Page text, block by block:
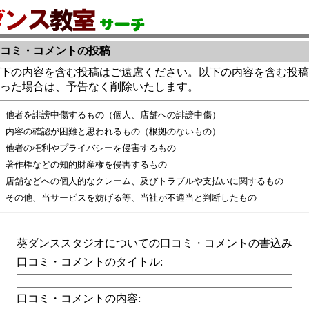
ミ・コメントの投稿
下の内容を含む投稿はご遠慮ください。以下の内容を含む投
た場合は、予告なく削除いたします。
他者を誹謗中傷するもの（個人、店舗への誹謗中傷）
内容の確認が困難と思われるもの（根拠のないもの）
他者の権利やプライバシーを侵害するもの
著作権などの知的財産権を侵害するもの
店舗などへの個人的なクレーム、及びトラブルや支払いに関するもの
その他、当サービスを妨げる等、当社が不適当と判断したもの
葵ダンススタジオについての口コミ・コメントの書込み
口コミ・コメントのタイトル:
口コミ・コメントの内容: